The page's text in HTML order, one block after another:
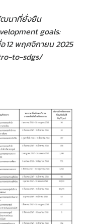
ฒนาที่ยั่งยืน
goals:
12 พฤศจิกายน 2025
to-sdgs/